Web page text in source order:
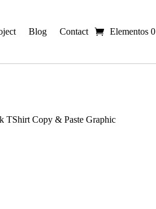
Blog Contact Elementos 0
TShirt Copy & Paste Graphic